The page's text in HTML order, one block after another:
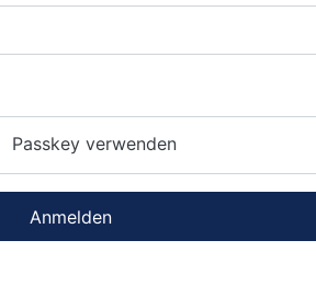
Passkey verwenden
Anmelden